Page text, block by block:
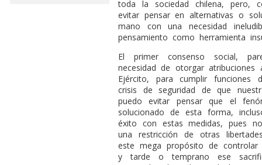
toda la sociedad chilena, pero,
evitar pensar en alternativas o
mano con una necesidad
pensamiento como herramienta
El primer consenso social,
necesidad de otorgar
Ejército, para cumplir
crisis de seguridad de que
puedo evitar pensar que el
solucionado de esta forma,
éxito con estas medidas, pues
una restricción de otras
este mega propósito de controlar
y tarde o temprano ese